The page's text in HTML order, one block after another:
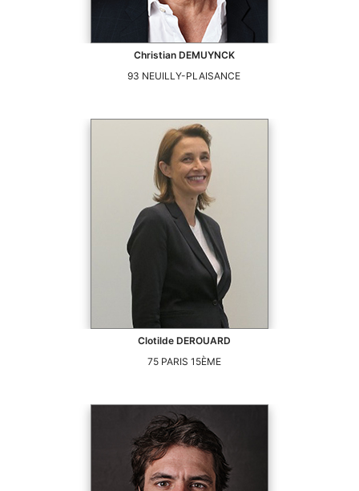
Christian DEMUYNCK
93 NEUILLY-PLAISANCE
Clotilde DEROUARD
75 PARIS 15ÈME